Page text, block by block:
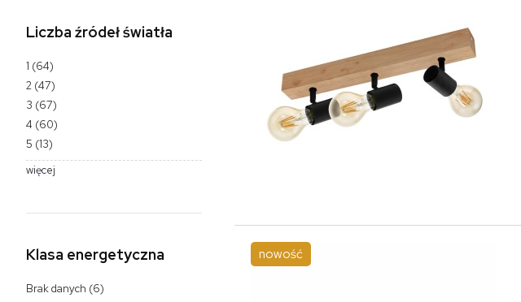
Liczba źródeł światła
1 (64)
2 (47)
3 (67)
4 (60)
5 (13)
więcej
Klasa energetyczna
Brak danych (6)
nowość